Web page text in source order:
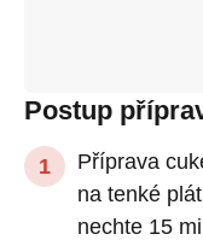
Postup
Příprava
na tenké
nechte 15